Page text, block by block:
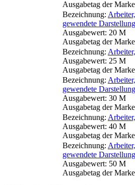
Ausgabetag der
Bezeichnung:
gewendete
Ausgabewert: 20 M
Ausgabetag der
Bezeichnung:
Ausgabewert: 25 M
Ausgabetag der
Bezeichnung:
gewendete
Ausgabewert: 30 M
Ausgabetag der
Bezeichnung:
Ausgabewert: 40 M
Ausgabetag der
Bezeichnung:
gewendete
Ausgabewert: 50 M
Ausgabetag der